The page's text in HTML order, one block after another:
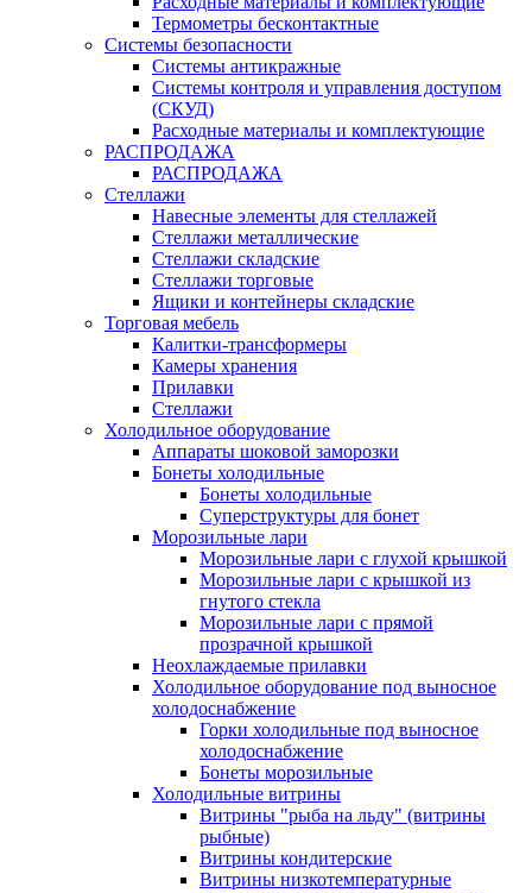
Термометры бесконтактные
Системы безопасности
Системы антикражные
Системы контроля и управления доступом
(СКУД)
Расходные материалы и комплектующие
РАСПРОДАЖА
РАСПРОДАЖА
Стеллажи
Навесные элементы для стеллажей
Стеллажи металлические
Стеллажи складские
Стеллажи торговые
Ящики и контейнеры складские
Торговая мебель
Калитки-трансформеры
Камеры хранения
Прилавки
Стеллажи
Холодильное оборудование
Аппараты шоковой заморозки
Бонеты холодильные
Бонеты холодильные
Суперструктуры для бонет
Морозильные лари
Морозильные лари с глухой крышкой
Морозильные лари с крышкой из
гнутого стекла
Морозильные лари с прямой
прозрачной крышкой
Неохлаждаемые прилавки
Холодильное оборудование под выносное
холодоснабжение
Горки холодильные под выносное
холодоснабжение
Бонеты морозильные
Холодильные витрины
Витрины "рыба на льду" (витрины
рыбные)
Витрины кондитерские
Витрины низкотемпературные